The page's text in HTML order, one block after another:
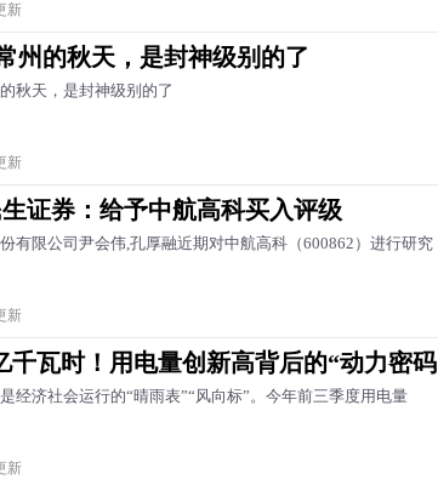
新
州的秋天，是封神级别的了
秋天，是封神级别的了
新
证券：给予中航高科买入评级
有限公司尹会伟,孔厚融近期对中航高科（600862）进行研究
新
千瓦时！用电量创新高背后的“动力密码
经济社会运行的“晴雨表”“风向标”。今年前三季度用电量
新